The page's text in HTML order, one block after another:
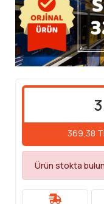
369,38
Ürün stokta